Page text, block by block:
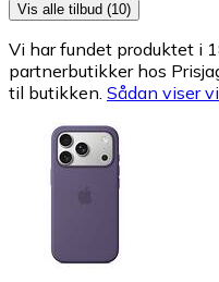
Vis alle tilbud (10)
Vi har fundet produktet i
partnerbutikker hos
til butikken. Sådan viser